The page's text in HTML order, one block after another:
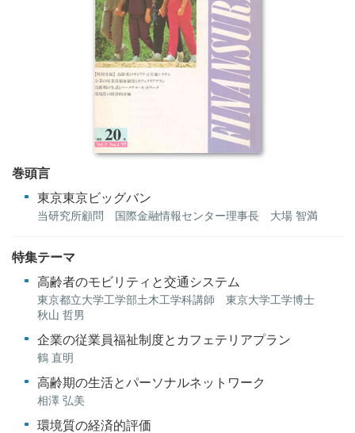
巻頭言
東京東京ビッグバン
当研究所顧問 国際金融情報センター理事長 大場 智満
特集テーマ
高齢者のモビリティと交通システム
東京都立大学工学部土木工学科講師 東京大学工学博士
秋山 哲男
企業の従業員福祉制度とカフェテリアプラン
鶴 直明
高齢期の生活とパーソナルネットワーク
相澤 弘美
環境質の経済的評価